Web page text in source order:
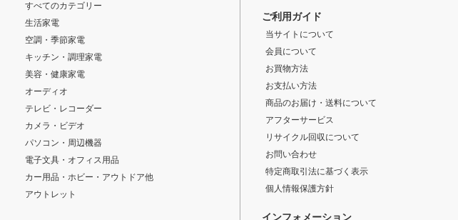
すべてのカテゴリー
生活家電
空調・季節家電
キッチン・調理家電
美容・健康家電
オーディオ
テレビ・レコーダー
カメラ・ビデオ
パソコン・周辺機器
電子文具・オフィス用品
カー用品・ホビー・アウトドア他
アウトレット
ご利用ガイド
当サイトについて
会員について
お買物方法
お支払い方法
商品のお届け・送料について
アフターサービス
リサイクル回収について
お問い合わせ
特定商取引法に基づく表示
個人情報保護方針
インフォメーション